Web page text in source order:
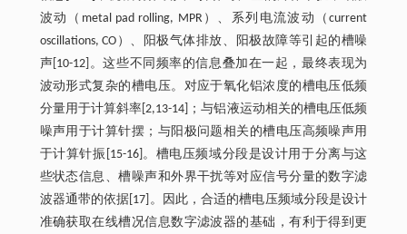
波动（metal pad rolling, MPR）、系列电流波动（current
oscillations, CO）、阳极气体排放、阳极故障等引起的槽噪
声[10-12]。这些不同频率的信息叠加在一起，最终表现为
波动形式复杂的槽电压。对应于氧化铝浓度的槽电压低频
分量用于计算斜率[2,13-14]；与铝液运动相关的槽电压低频
噪声用于计算针摆；与阳极问题相关的槽电压高频噪声用
于计算针振[15-16]。槽电压频域分段是设计用于分离与这
些状态信息、槽噪声和外界干扰等对应信号分量的数字滤
波器通带的依据[17]。因此，合适的槽电压频域分段是设计
准确获取在线槽况信息数字滤波器的基础，有利于得到更